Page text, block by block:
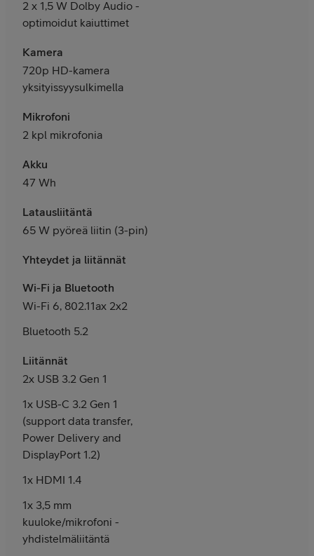
2 x 1,5 W Dolby Audio -
optimoidut kaiuttimet
Kamera
720p HD-kamera
yksityissyysulkimella
Mikrofoni
2 kpl mikrofonia
Akku
47 Wh
Latausliitäntä
65 W pyöreä liitin (3-pin)
Yhteydet ja liitännät
Wi-Fi ja Bluetooth
Wi-Fi 6, 802.11ax 2x2
Bluetooth 5.2
Liitännät
2x USB 3.2 Gen 1
1x USB-C 3.2 Gen 1
(support data transfer,
Power Delivery and
DisplayPort 1.2)
1x HDMI 1.4
1x 3,5 mm
kuuloke/mikrofoni -
yhdistelmäliitäntä